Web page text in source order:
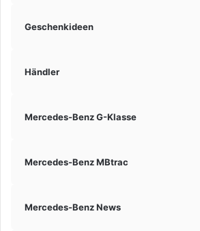
Geschenkideen
Händler
Mercedes-Benz G-Klasse
Mercedes-Benz MBtrac
Mercedes-Benz News